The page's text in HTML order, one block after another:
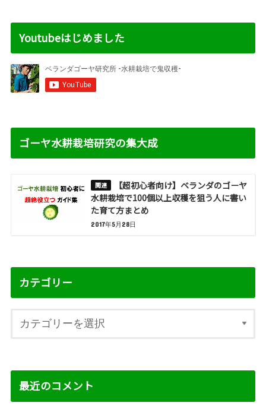
Youtubeはじめました
ゴーヤ水耕栽培研究の集大成
【超初心者向け】ベランダのゴーヤ
水耕栽培で100個以上収穫を狙う人に書い
た育て方まとめ
2017年5月28日
カテゴリー
最近のコメント